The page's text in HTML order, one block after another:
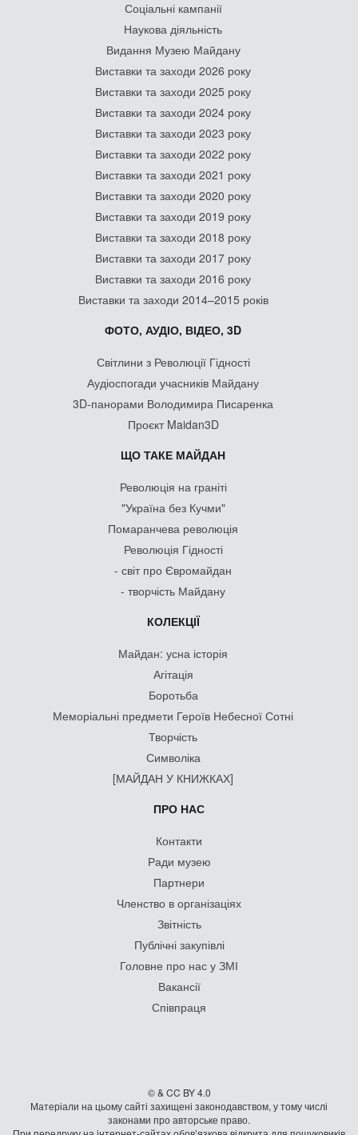
Соціальні кампанії
Наукова діяльність
Видання Музею Майдану
Виставки та заходи 2026 року
Виставки та заходи 2025 року
Виставки та заходи 2024 року
Виставки та заходи 2023 року
Виставки та заходи 2022 року
Виставки та заходи 2021 року
Виставки та заходи 2020 року
Виставки та заходи 2019 року
Виставки та заходи 2018 року
Виставки та заходи 2017 року
Виставки та заходи 2016 року
Виставки та заходи 2014–2015 років
ФОТО, АУДІО, ВІДЕО, 3D
Світлини з Революції Гідності
Аудіоспогади учасників Майдану
3D-панорами Володимира Писаренка
Проєкт Maidan3D
ЩО ТАКЕ МАЙДАН
Революція на граніті
"Україна без Кучми"
Помаранчева революція
Революція Гідності
- світ про Євромайдан
- творчість Майдану
КОЛЕКЦІЇ
Майдан: усна історія
Агітація
Боротьба
Меморіальні предмети Героїв Небесної Сотні
Творчість
Символіка
[МАЙДАН У КНИЖКАХ]
ПРО НАС
Контакти
Ради музею
Партнери
Членство в організаціях
Звітність
Публічні закупівлі
Головне про нас у ЗМІ
Вакансії
Співпраця
© & CC BY 4.0
Матеріали на цьому сайті захищені законодавством, у тому числі
законами про авторське право.